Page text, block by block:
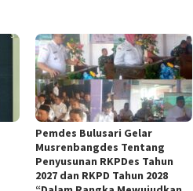
Pemdes Bulusari Gelar
Musrenbangdes Tentang
Penyusunan RKPDes Tahun
2027 dan RKPD Tahun 2028